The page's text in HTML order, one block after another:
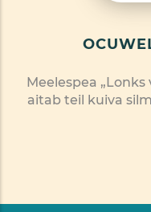
Meelespea
aitab teil kuiva